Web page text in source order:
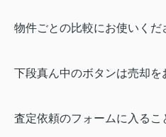
物件ごとの比較にお使いくだ
下段真ん中のボタンは売却を
査定依頼のフォームに入るこ